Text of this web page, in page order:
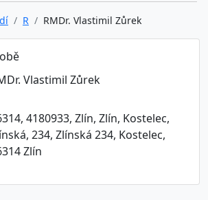
R RMDr. Vlastimil Zůrek
Vlastimil Zůrek
4180933, Zlín, Zlín, Kostelec,
234, Zlínská 234, Kostelec,
Zlín